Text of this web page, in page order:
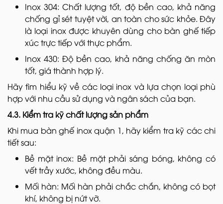
Inox 304: Chất lượng tốt, độ bền cao, khả năng
chống gỉ sét tuyệt vời, an toàn cho sức khỏe. Đây
là loại inox được khuyên dùng cho bàn ghế tiếp
xúc trực tiếp với thực phẩm.
Inox 430: Độ bền cao, khả năng chống ăn mòn
tốt, giá thành hợp lý.
Hãy tìm hiểu kỹ về các loại inox và lựa chọn loại phù
hợp với nhu cầu sử dụng và ngân sách của bạn.
4.3. Kiểm tra kỹ chất lượng sản phẩm
Khi mua bàn ghế inox quận 1, hãy kiểm tra kỹ các chi
tiết sau:
Bề mặt inox: Bề mặt phải sáng bóng, không có
vết trầy xước, không đều màu.
Mối hàn: Mối hàn phải chắc chắn, không có bọt
khí, không bị nứt vỡ.